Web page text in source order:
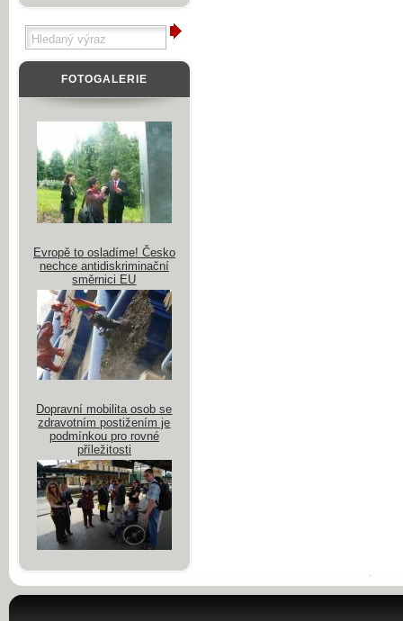
FOTOGALERIE
Evropě to osladíme! Česko
nechce antidiskriminační
směrnici EU
Dopravní mobilita osob se
zdravotním postižením je
podmínkou pro rovné
příležitosti